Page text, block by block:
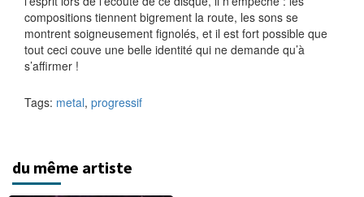
compositions tiennent bigrement la route, les sons se
montrent soigneusement fignolés, et il est fort possible que
tout ceci couve une belle identité qui ne demande qu’à
s’affirmer !
Tags: metal, progressif
du même artiste